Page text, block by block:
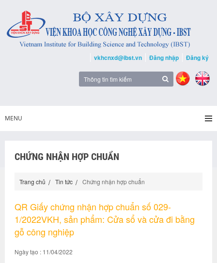
vkhcnxd@ibst.vn Đăng nhập Đăng ký
MENU
CHỨNG NHẬN HỢP CHUẨN
Trang chủ Tin tức Chứng nhận hợp chuẩn
QR Giấy chứng nhận hợp chuẩn số 029-
1/2022VKH, sản phẩm: Cửa sổ và cửa đi bằng
gỗ công nghiệp
Ngày tạo : 11/04/2022